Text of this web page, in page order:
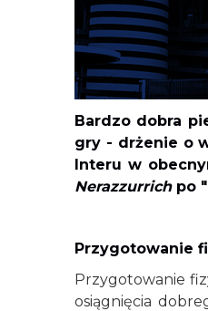
Bardzo dobra
gry - drżenie o
Interu w
Nerazzurrichpo
Przygotowanie
Przygotowanie
osiągnięcia